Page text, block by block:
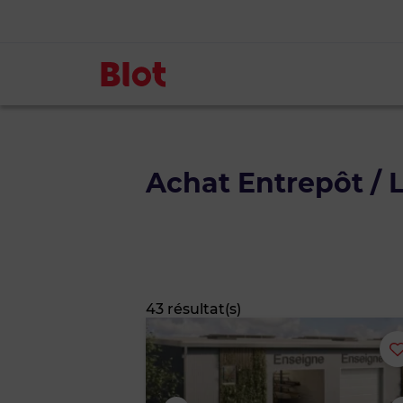
Achat Entrepôt /
43 résultat(s)